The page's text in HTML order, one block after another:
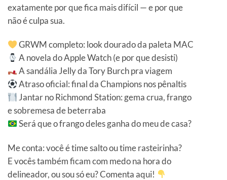
exatamente por que fica mais difícil — e por que
não é culpa sua.
GRWM completo: look dourado da paleta MAC
A novela do Apple Watch (e por que desisti)
A sandália Jelly da Tory Burch pra viagem
Atraso oficial: final da Champions nos pênaltis
Jantar no Richmond Station: gema crua, frango
e sobremesa de beterraba
Será que o frango deles ganha do meu de casa?
Me conta: você é time salto ou time rasteirinha?
E vocês também ficam com medo na hora do
delineador, ou sou só eu? Comenta aqui!